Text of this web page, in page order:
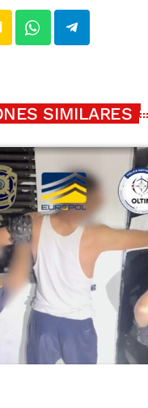
SIMILARES